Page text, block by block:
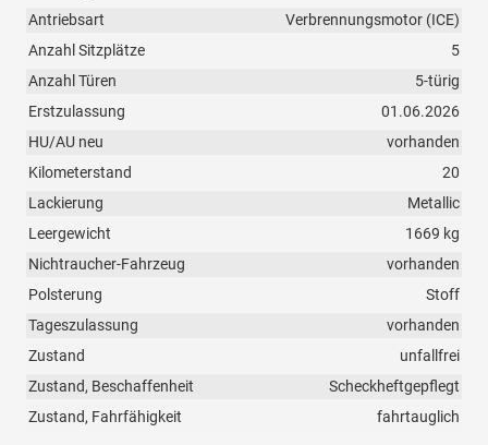
Antriebsart
Verbrennungsmotor (ICE)
Anzahl Sitzplätze
5
Anzahl Türen
5-türig
Erstzulassung
01.06.2026
HU/AU neu
vorhanden
Kilometerstand
20
Lackierung
Metallic
Leergewicht
1669 kg
Nichtraucher-Fahrzeug
vorhanden
Polsterung
Stoff
Tageszulassung
vorhanden
Zustand
unfallfrei
Zustand, Beschaffenheit
Scheckheftgepflegt
Zustand, Fahrfähigkeit
fahrtauglich